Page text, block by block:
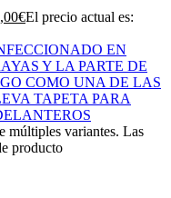
€El precio actual es:
múltiples variantes. Las
producto